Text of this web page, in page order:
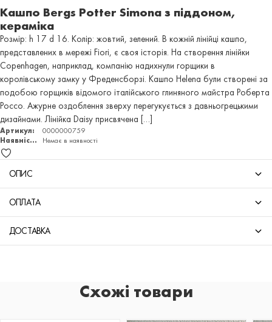
Кашпо Bergs Potter Simona з піддоном,
кераміка
Розмір: h 17 d 16. Колір: жовтий, зелений. В кожній лінійці кашпо,
представлених в мережі Fiori, є своя історія. На створення лінійки
Copenhagen, наприклад, компанію надихнули горщики в
королівському замку у Фреденсборзі. Кашпо Helena були створені за
подобою горщиків відомого італійського глиняного майстра Роберта
Россо. Ажурне оздоблення зверху перегукується з давньогрецькими
дизайнами. Лінійка Daisy присвячена […]
Артикул:
0000000759
Наявність:
Немає в наявності
ОПИС
ОПЛАТА
ДОСТАВКА
Схожі товари